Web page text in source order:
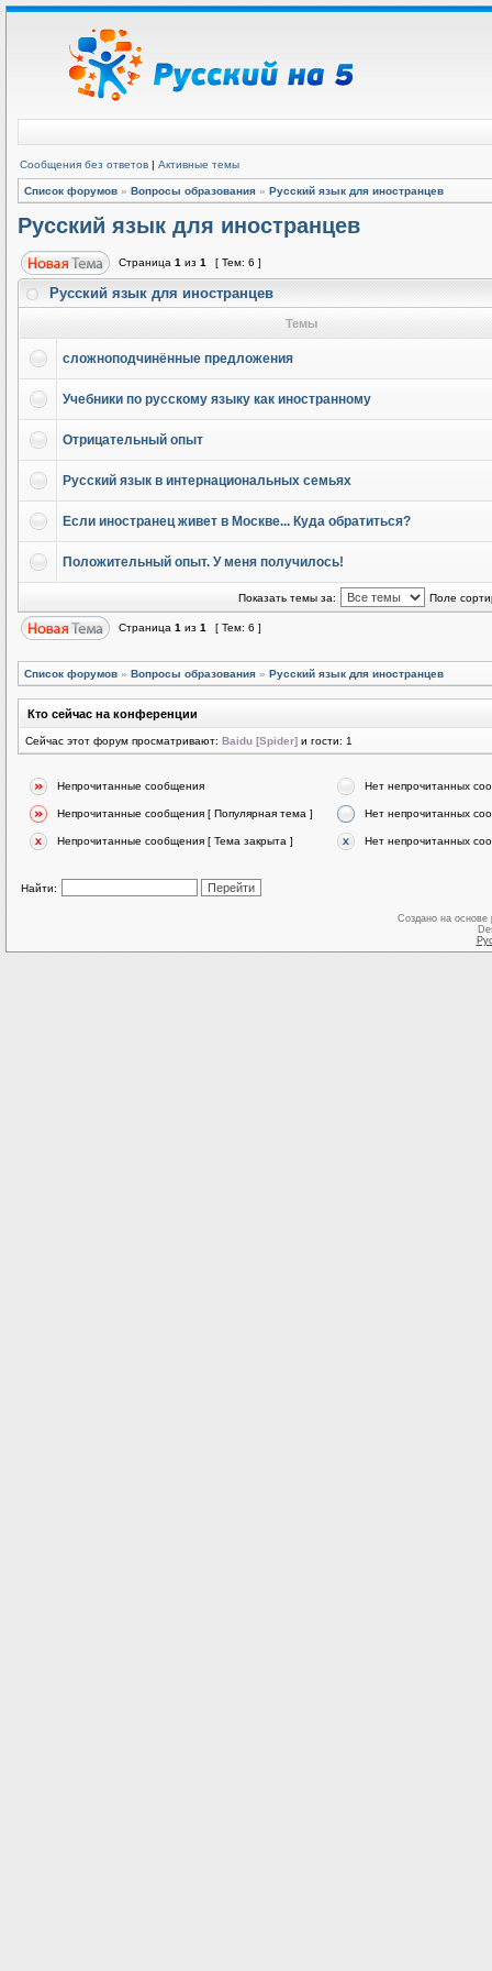
Сообщения без ответов | Активные темы
Список форумов » Вопросы образования » Русский язык для иностранцев
Русский язык для иностранцев
Страница 1 из 1 [ Тем: 6 ]
Русский язык для иностранцев
Темы
сложноподчинённые предложения
Учебники по русскому языку как иностранному
Отрицательный опыт
Русский язык в интернациональных семьях
Если иностранец живет в Москве... Куда обратиться?
Положительный опыт. У меня получилось!
Показать темы за: Поле
Страница 1 из 1 [ Тем: 6 ]
Список форумов » Вопросы образования » Русский язык для иностранцев
Кто сейчас на конференции
Сейчас этот форум просматривают: Baidu [Spider] и гости: 1
Непрочитанные сообщения Нет непрочитанных
Непрочитанные сообщения [ Популярная тема ] Нет непрочитанных
Непрочитанные сообщения [ Тема закрыта ] Нет непрочитанных
Найти:
Создано на основе